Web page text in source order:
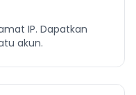
IP. Dapatkan
akun.